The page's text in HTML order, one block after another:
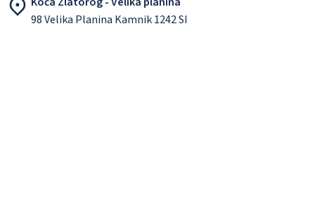
98 Velika Planina Kamnik 1242 SI